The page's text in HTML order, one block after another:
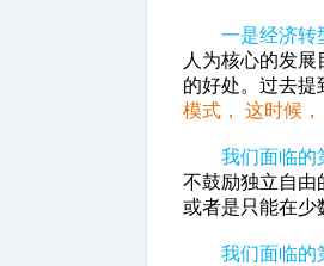
一是经济转
人为核心的发
的好处。过去提
模式， 这时候
我们面临的
不鼓励独立自由
或者是只能在少
我们面临的